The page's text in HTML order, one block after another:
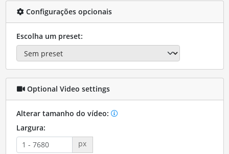
Configurações opcionais
Escolha um preset:
Optional Video settings
Alterar tamanho do vídeo:
Largura:
px